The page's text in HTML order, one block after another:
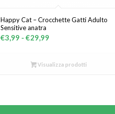
Happy Cat – Crocchette Gatti Adulto
Sensitive anatra
€3,99 - €29,99Fascia
prezzo:
Visualizza prodotti